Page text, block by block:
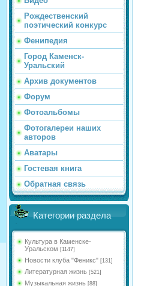
Рождественский
поэтический конкурс
Фенипедия
Город Каменск-
Уральский
Архив документов
Форум
Фотоальбомы
Фотогалереи наших
авторов
Аватары
Гостевая книга
Обратная связь
Категории раздела
Культура в Каменске-
Уральском [1147]
Новости клуба "Феникс" [131]
Литературная жизнь [521]
Музыкальная жизнь [88]